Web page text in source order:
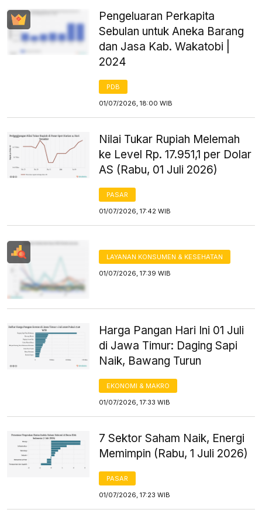
Pengeluaran Perkapita
Sebulan untuk Aneka Barang
dan Jasa Kab. Wakatobi |
2024
PDB
01/07/2026, 18:00 WIB
Nilai Tukar Rupiah Melemah
ke Level Rp. 17.951,1 per Dolar
AS (Rabu, 01 Juli 2026)
PASAR
01/07/2026, 17:42 WIB
LAYANAN KONSUMEN & KESEHATAN
01/07/2026, 17:39 WIB
Harga Pangan Hari Ini 01 Juli
di Jawa Timur: Daging Sapi
Naik, Bawang Turun
EKONOMI & MAKRO
01/07/2026, 17:33 WIB
7 Sektor Saham Naik, Energi
Memimpin (Rabu, 1 Juli 2026)
PASAR
01/07/2026, 17:23 WIB